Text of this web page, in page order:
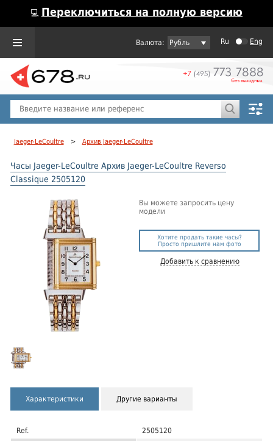
💻 Переключиться на полную версию
Рубль Ru Eng
Jaeger-LeCoultre > Архив Jaeger-LeCoultre
Часы Jaeger-LeCoultre Архив Jaeger-LeCoultre Reverso
Classique 2505120
Вы можете запросить цену
модели
Хотите продать такие часы?
Просто пришлите нам фото
Добавить к сравнению
Характеристики Другие варианты
Ref.
2505120